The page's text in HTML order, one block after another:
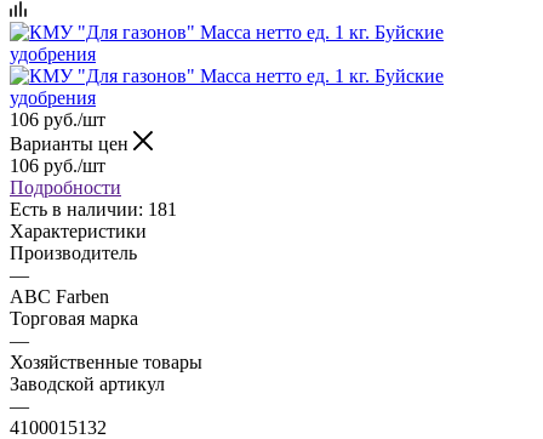
106 руб./шт
Варианты цен
106 руб./шт
Подробности
Есть в наличии: 181
Характеристики
Производитель
—
ABC Farben
Торговая марка
—
Хозяйственные товары
Заводской артикул
—
4100015132